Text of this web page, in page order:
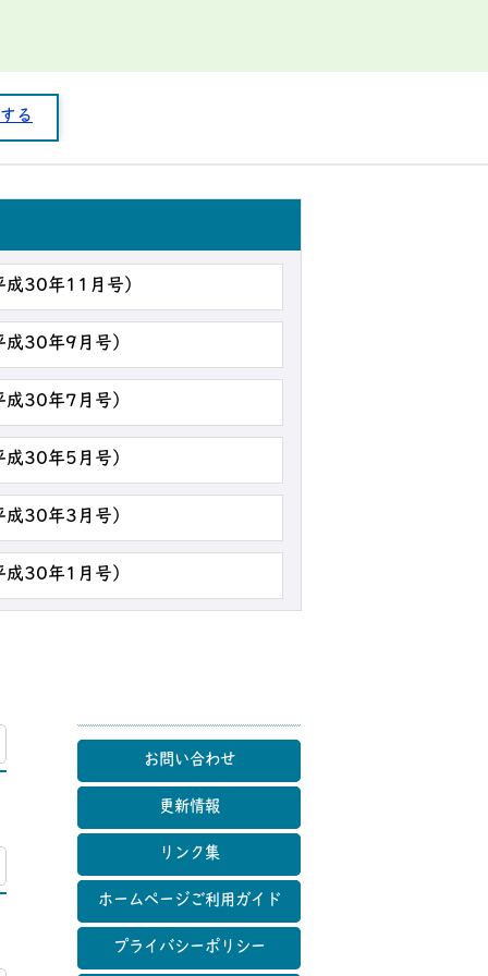
る
30年11月号）
30年9月号）
30年7月号）
30年5月号）
30年3月号）
30年1月号）
マップ
お問い合わせ
更新情報
リンク集
ホームページご利用ガイド
プライバシーポリシー